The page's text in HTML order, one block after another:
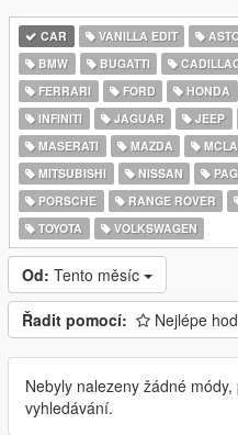
CAR VANILLA EDIT
BMW
BUGATTI
FERRARI
FORD HONDA
INFINITI
JAGUAR JEEP
MASERATI
MAZDA
MITSUBISHI
NISSAN
PORSCHE
RANGE ROVER
TOYOTA
VOLKSWAGEN
Od: Tento měsíc
Řadit pomocí: Nejlépe
Nebyly nalezeny žádné
vyhledávání.